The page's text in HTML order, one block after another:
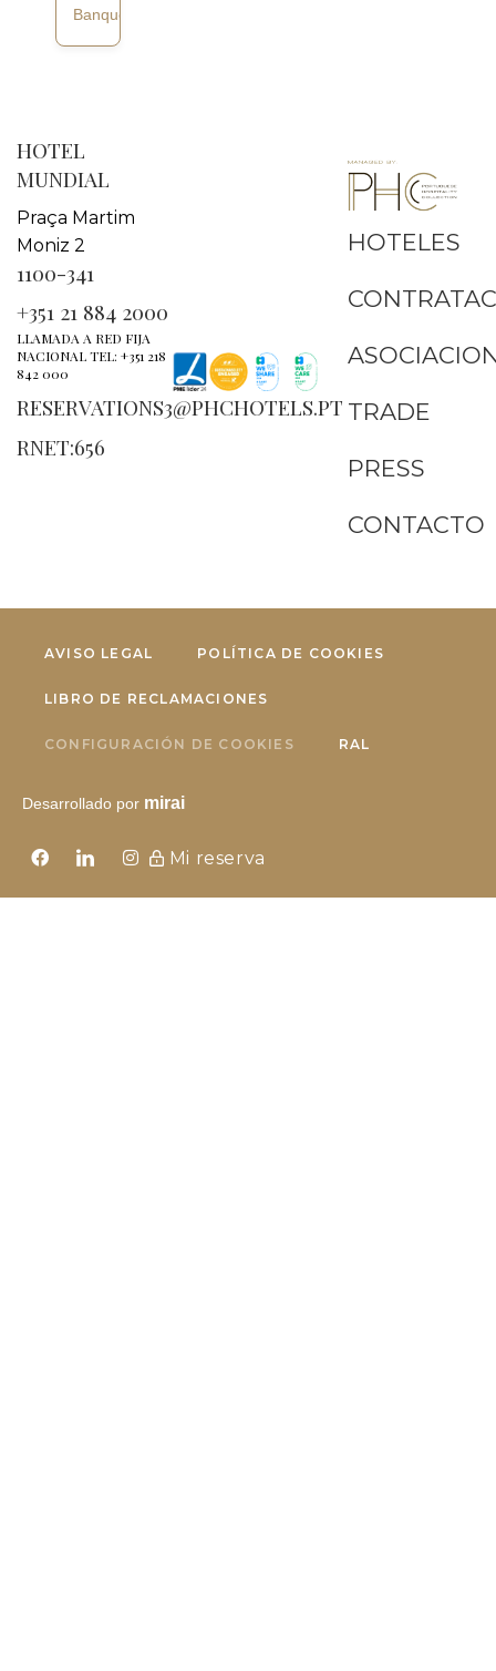
Banquete
HOTEL
MUNDIAL
Praça Martim
Moniz 2
1100-341
+351 21 884 2000
LLAMADA A RED FIJA
NACIONAL TEL: +351 218
842 000
RESERVATIONS3@PHCHOTELS.PT
RNET:656
HOTELES
TRADE
PRESS
CONTACTO
AVISO LEGAL POLÍTICA DE COOKIES
LIBRO DE RECLAMACIONES
CONFIGURACIÓN DE COOKIES RAL
Desarrollado por mirai
Mi reserva